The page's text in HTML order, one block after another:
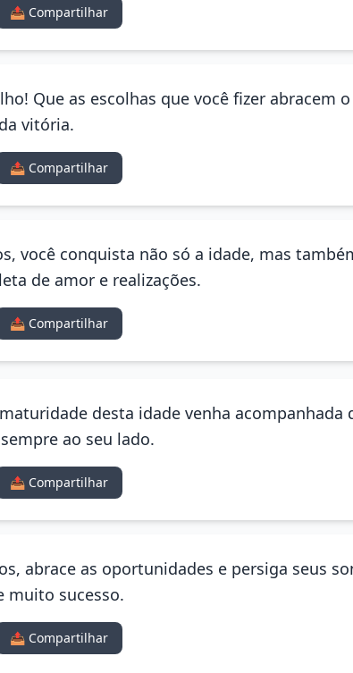
📤 Compartilhar
Que as escolhas que você fizer abracem
vitória.
📤 Compartilhar
você conquista não só a idade, mas
de amor e realizações.
📤 Compartilhar
desta idade venha
ao seu lado.
📤 Compartilhar
abrace as oportunidades e persiga seus
muito sucesso.
📤 Compartilhar